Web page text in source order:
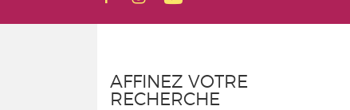
AFFINEZ VOTRE
RECHERCHE